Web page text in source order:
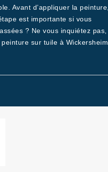
Avant d’appliquer la peinture,
est importante si vous
? Ne vous inquiétez pas,
sur tuile à Wickersheim